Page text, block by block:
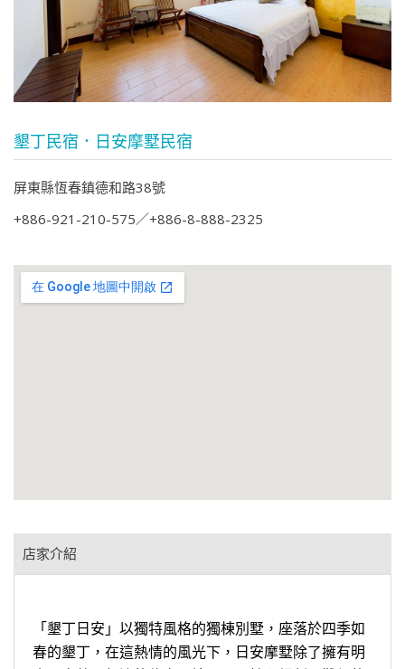
墾丁民宿．日安摩墅民宿
屏東縣恆春鎮德和路38號
+886-921-210-575
+886-8-888-2325
店家介紹
「墾丁日安」以獨特風格的獨棟別墅，座落於四季如
春的墾丁，在這熱情的風光下，日安摩墅除了擁有明